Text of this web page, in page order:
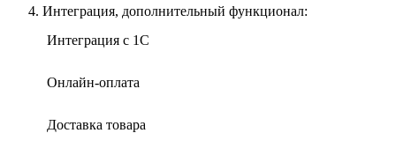
4. Интеграция, дополнительный функционал:
Интеграция с 1С
Онлайн-оплата
Доставка товара